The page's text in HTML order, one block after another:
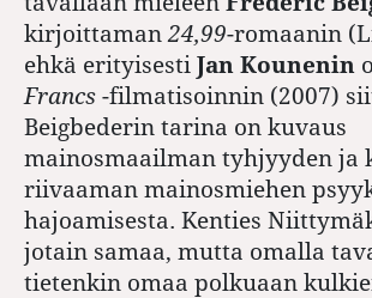
kirjoittaman24,99-romaanin
ehkä erityisesti Jan Kounenin
Francs -filmatisoinnin (2007)
Beigbederin tarina on kuvaus
mainosmaailman tyhjyyden ja
riivaaman mainosmiehen
hajoamisesta. Kenties
jotain samaa, mutta omalla
tietenkin omaa polkuaan